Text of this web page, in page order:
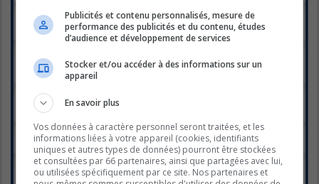
tournée de «La Voix 5
Dernier message par xilef«mer. sept. 06, 2017 5:06 pm
Réponses :12
Dernier message parxilef«dim. sept. 03, 2017 4:42 pm
Réponses :22
La Voix Junior II: les préauditions
Dernier message par
Sam Tucker
Dernier message parxilef«mar. juin 06, 2017 2:53 pm
Frank Williams
Dernier message parFrancine«lun. mai 15, 2017 5:31 pm
Publicités et contenu personnalisés, mesure de
performance des publicités et du contenu, études
d’audience et développement de services
Stocker et/ou accéder à des informations sur un
appareil
En savoir plus
Vos données à caractère personnel seront traitées, et les
informations liées à votre appareil (cookies, identifiants
uniques et autres types de données) pourront être stockées
et consultées par 66 partenaires, ainsi que partagées avec lui,
ou utilisées spécifiquement par ce site. Nos partenaires et